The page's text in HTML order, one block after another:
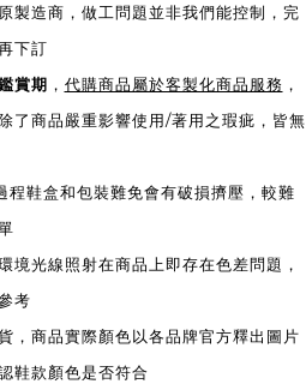
製造商，做工問題並非我們能控制，完
下訂
賞期 ， 代購商品屬於客製化商品服務 ，
除了商品嚴重影響使用/著用之瑕疵，皆無
鞋盒和包裝難免會有破損擠壓，較難
境光線照射在商品上即存在色差問題，
考
，商品實際顏色以各品牌官方釋出圖片
鞋款顏色是否符合